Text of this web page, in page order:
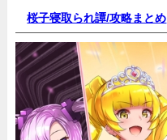
桜子寝取られ譚/攻略まとめ